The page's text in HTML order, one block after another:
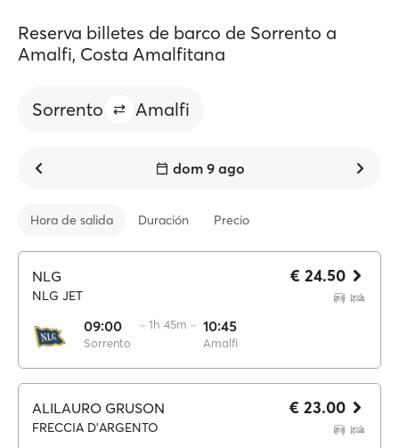
Reserva billetes de barco de Sorrento a
Amalfi, Costa Amalfitana
Sorrento Amalfi
dom 9 ago
Hora de salida Duración Precio
NLG
NLG JET
09:00
Sorrento
·· 1h 45m ·· 10:45
Amalfi
€ 24.50
ALILAURO GRUSON
FRECCIA D'ARGENTO
€ 23.00